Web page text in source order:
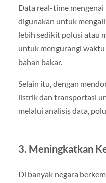
Data real-time
digunakan untuk
lebih sedikit polusi atau
untuk mengurangi
bahan bakar.
Selain itu, dengan
listrik dan transportasi
melalui analisis data,
3. Meningkatkan
Di banyak negara